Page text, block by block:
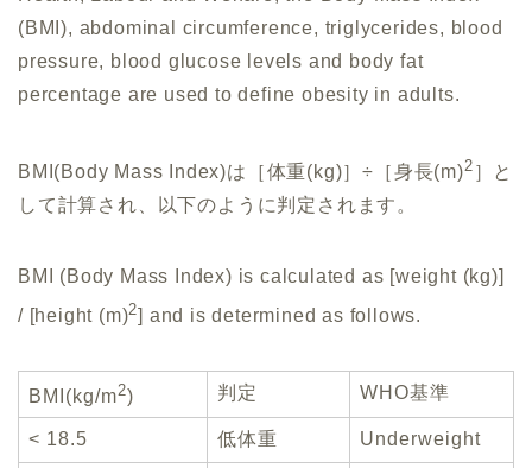
(BMI), abdominal circumference, triglycerides, blood
pressure, blood glucose levels and body fat
percentage are used to define obesity in adults.
BMI(Body Mass Index)は［体重(kg)］÷［身長(m)2 ］と
して計算され、以下のように判定されます。
BMI (Body Mass Index) is calculated as [weight (kg)]
/ [height (m)2] and is determined as follows.
BMI(kg/m2) 判定 WHO基準
< 18.5 低体重 Underweight